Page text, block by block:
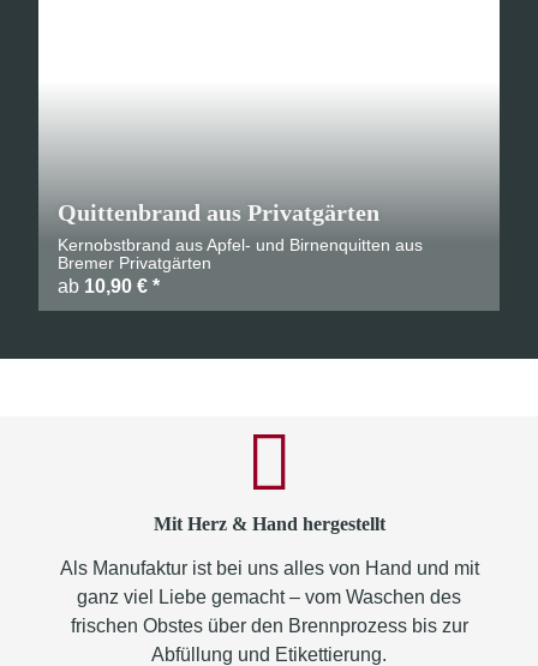
Quittenbrand aus Privatgärten
Kernobstbrand aus Apfel- und Birnenquitten aus
Bremer Privatgärten
ab 10,90 € *
Mit Herz & Hand hergestellt
Als Manufaktur ist bei uns alles von Hand und mit
ganz viel Liebe gemacht – vom Waschen des
frischen Obstes über den Brennprozess bis zur
Abfüllung und Etikettierung.